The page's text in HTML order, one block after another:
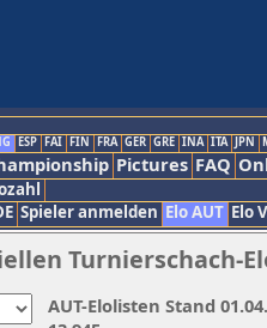
ESP FAI FIN FRA GER GRE INA ITA JPN
Pictures FAQ
Spieler anmelden Elo AUT Elo
Turnierschach-
AUT-Elolisten Stand